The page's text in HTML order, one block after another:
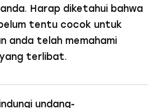
Harap diketahui bahwa
tentu cocok untuk
anda telah memahami
yang terlibat.
undang-